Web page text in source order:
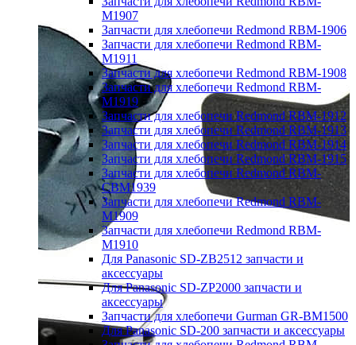
M1907
Запчасти для хлебопечи Redmond RBM-1906
Запчасти для хлебопечи Redmond RBM-
M1911
Запчасти для хлебопечи Redmond RBM-1908
Запчасти для хлебопечи Redmond RBM-
M1919
Запчасти для хлебопечи Redmond RBM-1912
Запчасти для хлебопечи Redmond RBM-1913
Запчасти для хлебопечи Redmond RBM-1914
Запчасти для хлебопечи Redmond RBM-1915
Запчасти для хлебопечи Redmond RBM-
CBM1939
Запчасти для хлебопечи Redmond RBM-
M1909
Запчасти для хлебопечи Redmond RBM-
M1910
Для Panasonic SD-ZB2512 запчасти и
аксессуары
Для Panasonic SD-ZP2000 запчасти и
аксессуары
Запчасти для хлебопечи Gurman GR-BM1500
Для Panasonic SD-200 запчасти и аксессуары